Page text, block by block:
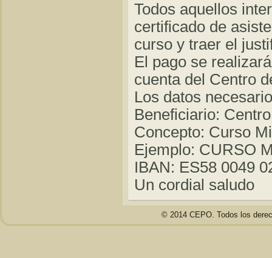
Todos aquellos
certificado de
curso y traer el
El pago se
cuenta del Centro
Los datos
Beneficiario:
Concepto: Curso
Ejemplo: CURSO
IBAN: ES58 0049
Un cordial saludo
© 2014 CEPO. Todos los